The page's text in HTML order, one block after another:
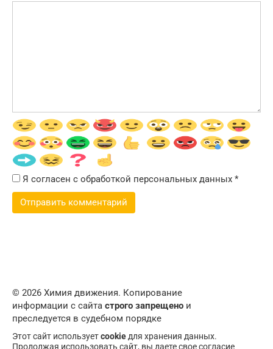
Я согласен с обработкой персональных данных *
© 2026 Химия движения. Копирование
информации с сайта строго запрещено и
преследуется в судебном порядке
Этот сайт используетcookieдля хранения данных.
Продолжая использовать сайт, вы даете свое согласие